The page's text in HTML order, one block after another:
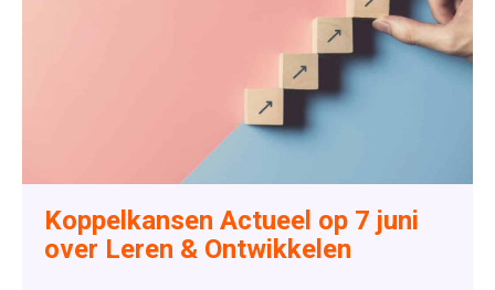
Koppelkansen Actueel op 7 juni
over Leren & Ontwikkelen